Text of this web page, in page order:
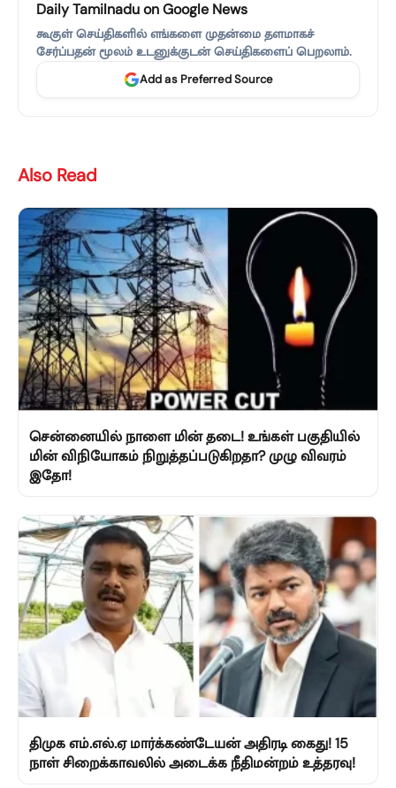
Daily Tamilnadu on Google News
கூகுள் செய்திகளில் எங்களை முதன்மை தளமாகச்
சேர்ப்பதன் மூலம் உடனுக்குடன் செய்திகளைப் பெறலாம்.
Add as Preferred Source
Also Read
சென்னையில் நாளை மின் தடை! உங்கள் பகுதியில்
மின் விநியோகம் நிறுத்தப்படுகிறதா? முழு விவரம்
இதோ!
திமுக எம்.எல்.ஏ மார்க்கண்டேயன் அதிரடி கைது! 15
நாள் சிறைக்காவலில் அடைக்க நீதிமன்றம் உத்தரவு!